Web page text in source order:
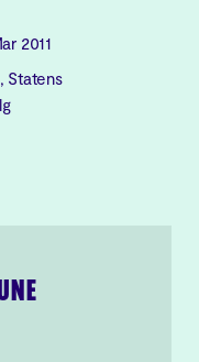
2011
Statens